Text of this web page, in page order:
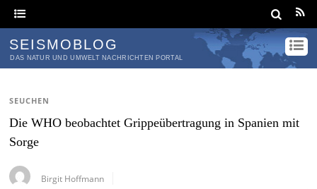
SEISMOBLOG
DAS NATUR UND UMWELT NACHRICHTEN PORTAL
SEUCHEN
Die WHO beobachtet Grippeübertragung in Spanien mit
Sorge
Birgit Hoffmann